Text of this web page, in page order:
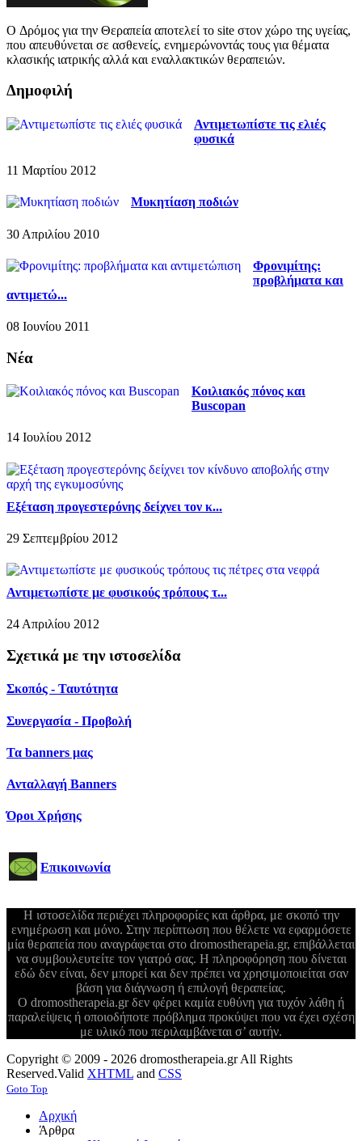
O Δρόμος για την Θεραπεία αποτελεί το site στον χώρο της υγείας,
που απευθύνεται σε ασθενείς, ενημερώνοντάς τους για θέματα
κλασικής ιατρικής αλλά και εναλλακτικών θεραπειών.
Δημοφιλή
Αντιμετωπίστε τις ελιές
φυσικά
11 Μαρτίου 2012
Μυκητίαση ποδιών
30 Απριλίου 2010
Φρονιμίτης:
προβλήματα και
αντιμετώ...
08 Ιουνίου 2011
Νέα
Κοιλιακός πόνος και
Buscopan
14 Ιουλίου 2012
Εξέταση προγεστερόνης δείχνει τον κ...
29 Σεπτεμβρίου 2012
Αντιμετωπίστε με φυσικούς τρόπους τ...
24 Απριλίου 2012
Σχετικά με την ιστοσελίδα
Σκοπός - Ταυτότητα
Συνεργασία - Προβολή
Τα banners μας
Ανταλλαγή Banners
Όροι Χρήσης
Επικοινωνία
Η ιστοσελίδα περιέχει πληροφορίες και άρθρα, με σκοπό την
ενημέρωση και μόνο. Στην περίπτωση που θέλετε να εφαρμόσετε
μία θεραπεία που αναγράφεται στο dromostherapeia.gr, επιβάλλεται
να συμβουλευτείτε τον γιατρό σας. Η πληροφόρηση που δίνεται
εδώ δεν είναι, δεν μπορεί και δεν πρέπει να χρησιμοποιείται σαν
βάση για διάγνωση ή επιλογή θεραπείας.
Ο dromostherapeia.gr δεν φέρει καμία ευθύνη για τυχόν λάθη ή
παραλείψεις ή οποιοδήποτε πρόβλημα προκύψει που να έχει σχέση
με υλικό που περιλαμβάνεται σ’ αυτήν.
Copyright © 2009 - 2026 dromostherapeia.gr All Rights
Reserved.Valid XHTML and CSS
Goto Top
Αρχική
Άρθρα